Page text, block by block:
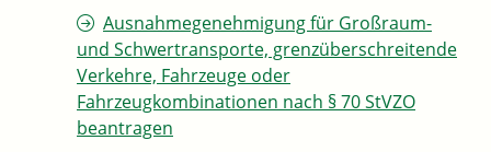
Ausnahmegenehmigung für Großraum-
und Schwertransporte, grenzüberschreitende
Verkehre, Fahrzeuge oder
Fahrzeugkombinationen nach § 70 StVZO
beantragen